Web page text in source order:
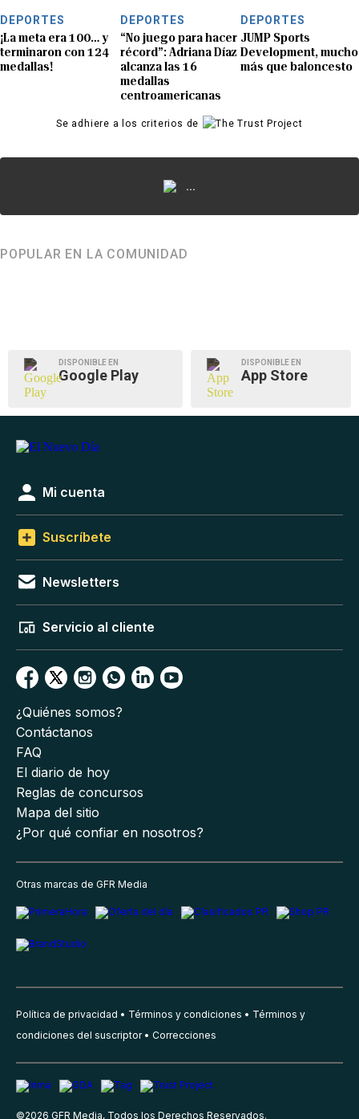
DEPORTES
¡La meta era 100… y
terminaron con 124
medallas!
DEPORTES
“No juego para hacer
récord”: Adriana Díaz
alcanza las 16
medallas
centroamericanas
DEPORTES
JUMP Sports
Development, mucho
más que baloncesto
Se adhiere a los criterios de
...
POPULAR EN LA COMUNIDAD
DISPONIBLE EN
Google Play
DISPONIBLE EN
App Store
Mi cuenta
Suscríbete
Newsletters
Servicio al cliente
¿Quiénes somos?
Contáctanos
FAQ
El diario de hoy
Reglas de concursos
Mapa del sitio
¿Por qué confiar en nosotros?
Otras marcas de GFR Media
Política de privacidad Términos y condiciones
Términos y
condiciones del suscriptor
Correcciones
©2026 GFR Media, Todos los Derechos Reservados.